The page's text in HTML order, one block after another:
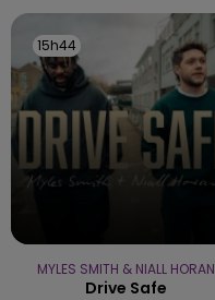
15h44
15h44
MYLES SMITH & NIALL HORAN
Drive Safe